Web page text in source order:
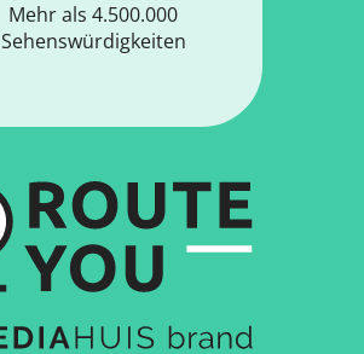
Mehr als 4.500.000
Sehenswürdigkeiten